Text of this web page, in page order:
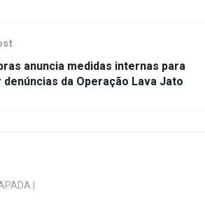
anuncia medidas internas para
denúncias da Operação Lava Jato
|